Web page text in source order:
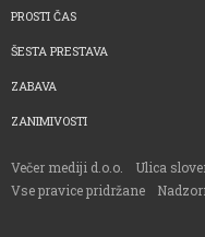
PROSTI ČAS
ŠESTA PRESTAVA
ZABAVA
ZANIMIVOSTI
Večer mediji d.o.o.
Ulica
Vse pravice pridržane